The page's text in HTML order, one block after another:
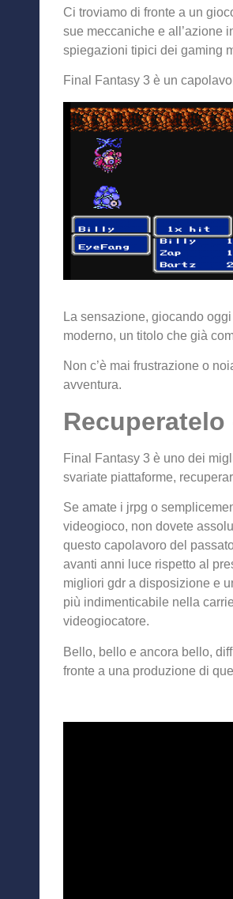
Ci troviamo di fronte a un
sue meccaniche e all’azione
spiegazioni tipici dei gaming
Final Fantasy 3 è un
La sensazione, giocando
moderno, un titolo che già
Non c’è mai frustrazione o
avventura.
Final Fantasy 3 è uno dei
svariate piattaforme,
Se amate i jrpg o
videogioco, non dovete
questo capolavoro del
avanti anni luce rispetto al
migliori gdr a disposizione e
più indimenticabile nella
videogiocatore.
Bello, bello e ancora bello,
fronte a una produzione di